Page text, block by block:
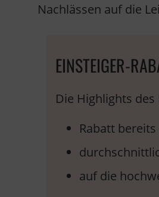
Nachlässen auf die
EINSTEIGER-
Die Highlights des
Rabatt
auf die